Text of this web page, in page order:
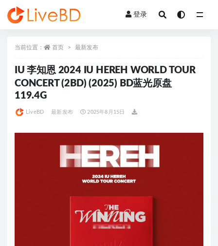
登录
当前位置： 首页 最新发布
IU 李知恩 2024 IU HEREH WORLD TOUR
CONCERT (2BD) (2025) BD蓝光原盘
119.4G
LiveBD 最新发布 2025年8月15日